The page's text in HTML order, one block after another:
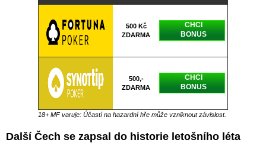
500 Kč
ZDARMA
CHCI
BONUS
500,-
ZDARMA
CHCI
BONUS
18+ MF varuje: Účastí na hazardní hře může vzniknout závislost.
Další Čech se zapsal do historie letošního léta